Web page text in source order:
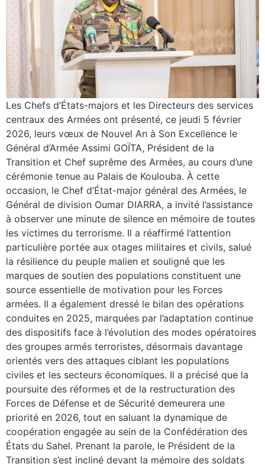
Les Chefs d’États-majors et les Directeurs des services
centraux des Armées ont présenté, ce jeudi 5 février
2026, leurs vœux de Nouvel An à Son Excellence le
Général d’Armée Assimi GOÏTA, Président de la
Transition et Chef suprême des Armées, au cours d’une
cérémonie tenue au Palais de Koulouba. À cette
occasion, le Chef d’État-major général des Armées, le
Général de division Oumar DIARRA, a invité l’assistance
à observer une minute de silence en mémoire de toutes
les victimes du terrorisme. Il a réaffirmé l’attention
particulière portée aux otages militaires et civils, salué
la résilience du peuple malien et souligné que les
marques de soutien des populations constituent une
source essentielle de motivation pour les Forces
armées. Il a également dressé le bilan des opérations
conduites en 2025, marquées par l’adaptation continue
des dispositifs face à l’évolution des modes opératoires
des groupes armés terroristes, désormais davantage
orientés vers des attaques ciblant les populations
civiles et les secteurs économiques. Il a précisé que la
poursuite des réformes et de la restructuration des
Forces de Défense et de Sécurité demeurera une
priorité en 2026, tout en saluant la dynamique de
coopération engagée au sein de la Confédération des
États du Sahel. Prenant la parole, le Président de la
Transition s’est incliné devant la mémoire des soldats